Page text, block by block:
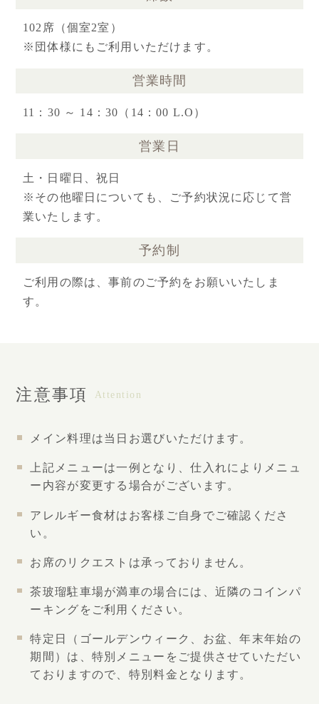
102席（個室2室）
※団体様にもご利用いただけます。
営業時間
11：30 ～ 14：30（14：00 L.O）
営業日
土・日曜日、祝日
※その他曜日についても、ご予約状況に応じて営
業いたします。
予約制
ご利用の際は、事前のご予約をお願いいたしま
す。
注意事項 Attention
メイン料理は当日お選びいただけます。
上記メニューは一例となり、仕入れによりメニュ
ー内容が変更する場合がございます。
アレルギー食材はお客様ご自身でご確認くださ
い。
お席のリクエストは承っておりません。
茶玻瑠駐車場が満車の場合には、近隣のコインパ
ーキングをご利用ください。
特定日（ゴールデンウィーク、お盆、年末年始の
期間）は、特別メニューをご提供させていただい
ておりますので、特別料金となります。